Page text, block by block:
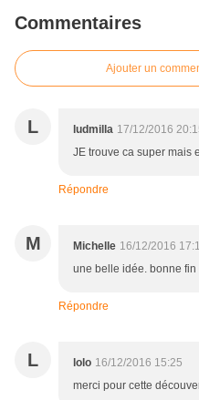
Commentaires
Ajouter un
L ludmilla 17/12/2016
JE trouve ca super mais
Répondre
M Michelle 16/12/2016
une belle idée. bonne fin
Répondre
L lolo 16/12/2016 15:25
merci pour cette